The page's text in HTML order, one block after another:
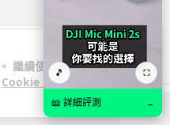
繼續使用
Cookie 政
🎵 ⛶
📖 詳細評測 →